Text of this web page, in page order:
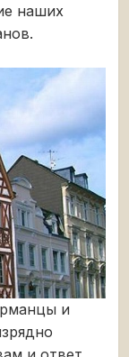
наших
и